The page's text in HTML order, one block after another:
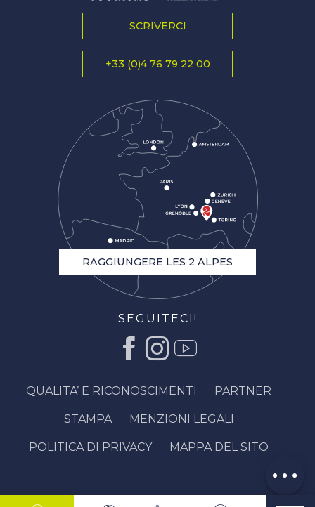
SCRIVERCI
+33 (0)4 76 79 22 00
RAGGIUNGERE LES 2 ALPES
SEGUITECI!
QUALITA’ E RICONOSCIMENTI PARTNER
STAMPA MENZIONI LEGALI
POLITICA DI PRIVACY MAPPA DEL SITO